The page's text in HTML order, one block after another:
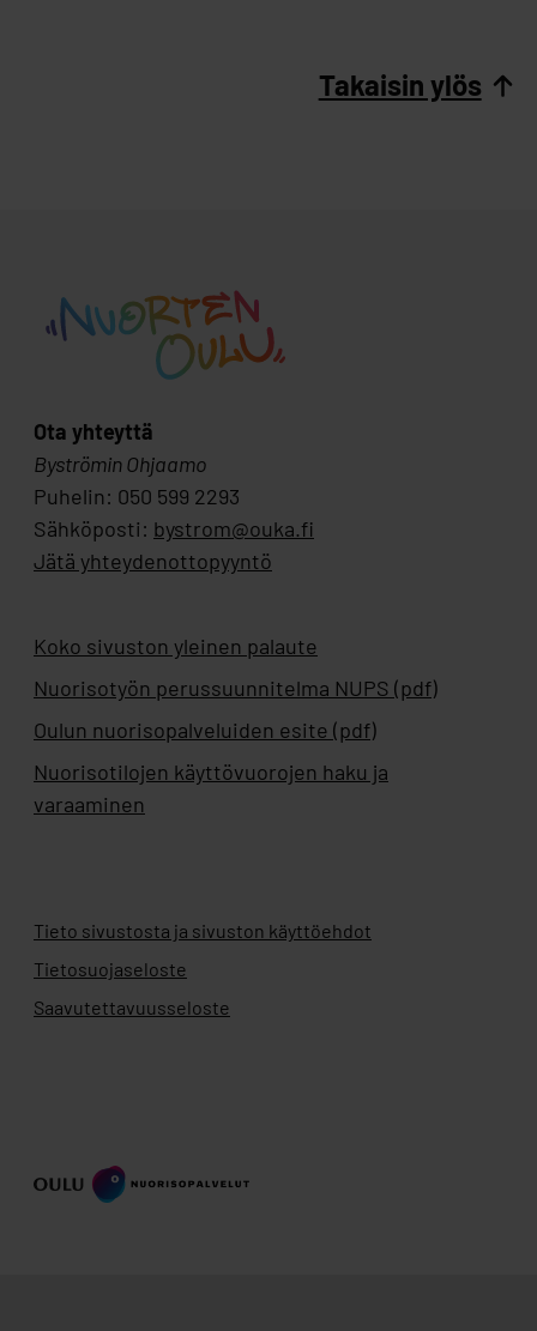
Takaisin ylös
Ota yhteyttä
Byströmin Ohjaamo
Puhelin: 050 599 2293
Sähköposti: bystrom@ouka.fi
Jätä yhteydenottopyyntö
Koko sivuston yleinen palaute
Nuorisotyön perussuunnitelma NUPS (pdf)
Oulun nuorisopalveluiden esite (pdf)
Nuorisotilojen käyttövuorojen haku ja
varaaminen
Tieto sivustosta ja sivuston käyttöehdot
Tietosuojaseloste
Saavutettavuusseloste